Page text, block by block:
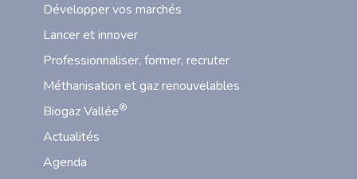
Développer vos marchés
Lancer et innover
Professionnaliser, former, recruter
Méthanisation et gaz renouvelables
Biogaz Vallée®
Actualités
Agenda